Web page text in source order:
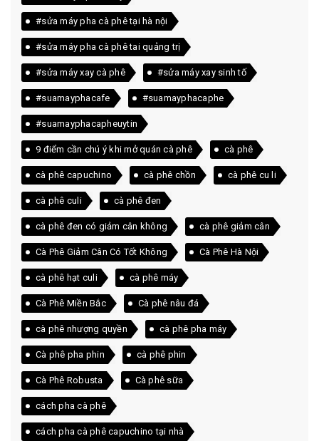
#sửa máy pha cà phê tại hà nội
#sửa máy pha cà phê tai quảng trị
#sửa máy xay cà phê #sửa máy xay sinh tố
#suamayphacafe #suamayphacaphe
#suamayphacapheuytin
9 điểm cần chú ý khi mở quán cà phê cà phê
cà phê capuchino cà phê chồn cà phê cu li
cà phê culi cà phê đen
cà phê đen có giảm cân không cà phê giảm cân
Cà Phê Giảm Cân Có Tốt Không Cà Phê Hà Nội
cà phê hạt culi cà phê máy
Cà Phê Miền Bắc Cà phê nâu đá
cà phê nhượng quyền cà phê pha máy
Cà phê pha phin cà phê phin
Cà Phê Robusta Cà phê sữa
cách pha cà phê
cách pha cà phê capuchino tại nhà